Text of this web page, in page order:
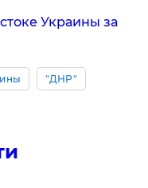
Украины за
"ДНР"